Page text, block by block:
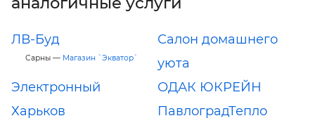
ЛВ-Буд
Сарны — Магазин `Экватор`
Салон домашнего
уюта
Электронный
Харьков
ОДАК ЮКРЕЙН
ПавлоградТепло